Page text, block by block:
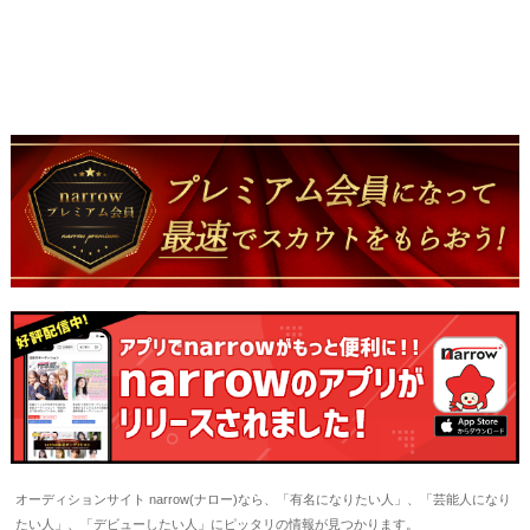
オーディションサイト narrow(ナロー)なら、「有名になりたい人」、「芸能人になり
たい人」、「デビューしたい人」にピッタリの情報が見つかります。